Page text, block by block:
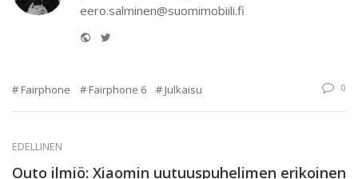
eero.salminen@suomimobiili.fi
Website
Fairphone Fairphone 6 Julkaisu 0
EDELLINEN
Outo ilmiö: Xiaomin uutuuspuhelimen erikoinen